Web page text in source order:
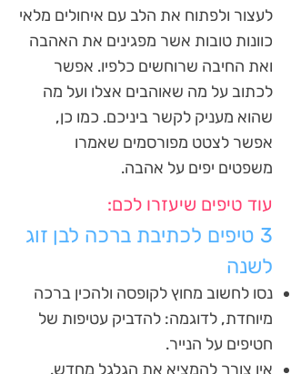
עוד טיפים שיעזרו לכם:
3 טיפים לכתיבת ברכה לבן זוג
לשנה
נסו לחשוב מחוץ לקופסה ולהכין ברכה
מיוחדת, לדוגמה: להדביק עטיפות של
חטיפים על הנייר.
אין צורך להמציא את הגלגל מחדש.
לעצור ולפתוח את הלב עם איחולים מלאי
כוונות טובות אשר מפגינים את האהבה
ואת החיבה שרוחשים כלפיו. אפשר
לכתוב על מה שאוהבים אצלו ועל מה
שהוא מעניק לקשר ביניכם. כמו כן,
אפשר לצטט מפורסמים שאמרו
משפטים יפים על אהבה.